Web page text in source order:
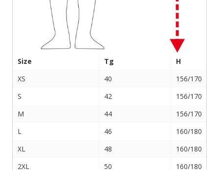
Size Tg
H
XS
40
156/170
S
42
156/170
M
44
156/170
L
46
160/180
XL
48
160/180
2XL
50 160/180